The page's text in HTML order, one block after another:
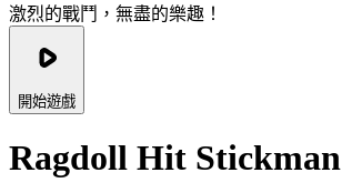
激烈的戰鬥，無盡的樂趣！
開始遊戲
Ragdoll Hit Stickman